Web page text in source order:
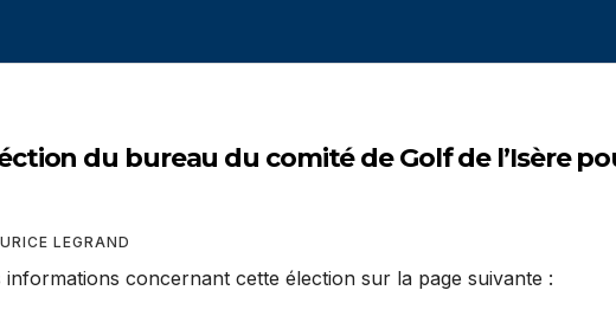
LEGRAND
concernant cette élection sur la page suivante :